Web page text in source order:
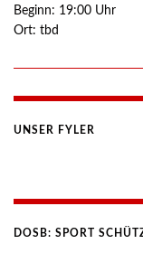
Beginn: 19:00 Uhr
Ort: tbd
UNSER FYLER
DOSB: SPORT